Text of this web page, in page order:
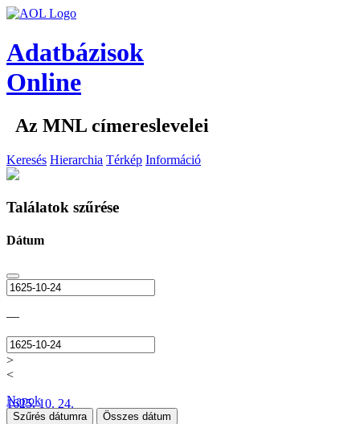
Adatbázisok
Online
Az MNL címereslevelei
Keresés Hierarchia Térkép Információ
Találatok szűrése
Dátum
—
>
<
1625. 10. 24.
Napok
Szűrés dátumra Összes dátum